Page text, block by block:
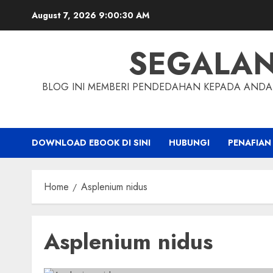
August 7, 2026 9:00:31 AM
BLOG INI MEMBERI PENDEDAHAN KEPADA
DOWNLOAD EBOOK DI SINI HUBUNGI PENAFIAN
Home Asplenium nidus
Asplenium nidus